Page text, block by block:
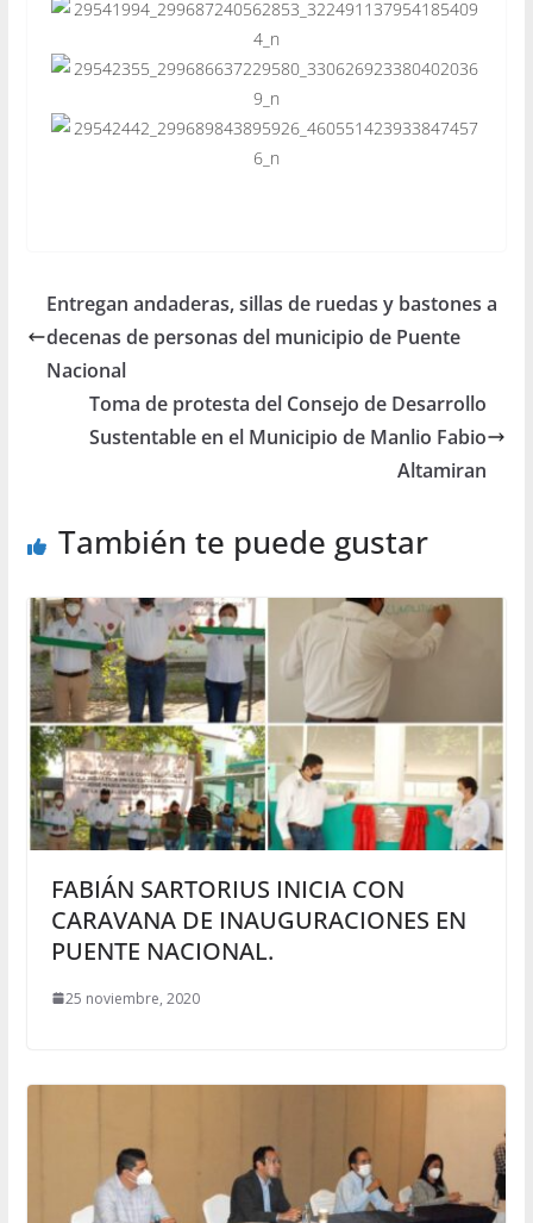
Entregan andaderas, sillas de ruedas y bastones a
decenas de personas del municipio de Puente
Nacional
Toma de protesta del Consejo de Desarrollo
Sustentable en el Municipio de Manlio Fabio
Altamiran
También te puede gustar
FABIÁN SARTORIUS INICIA CON
CARAVANA DE INAUGURACIONES EN
PUENTE NACIONAL.
25 noviembre, 2020